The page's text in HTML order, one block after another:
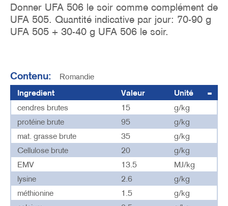
Donner UFA 506 le soir comme complément de
UFA 505. Quantité indicative par jour: 70-90 g
UFA 505 + 30-40 g UFA 506 le soir.
Contenu:
Romandie
Ingredient
Valeur
Unité
cendres brutes
15
g/kg
protéine brute
95
g/kg
mat. grasse brute
35
g/kg
Cellulose brute
20
g/kg
EMV
13.5
MJ/kg
lysine
2.6
g/kg
méthionine
1.5
g/kg